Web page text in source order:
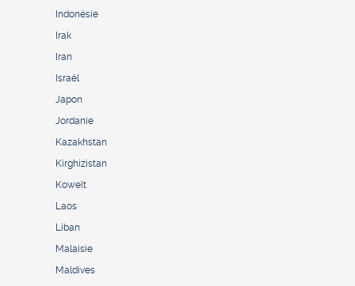
Indonésie
Irak
Iran
Israël
Japon
Jordanie
Kazakhstan
Kirghizistan
Koweït
Laos
Liban
Malaisie
Maldives